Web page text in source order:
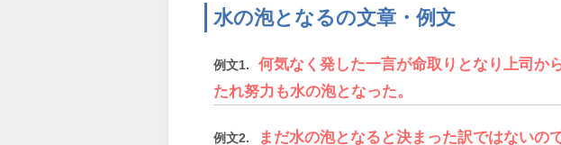
水の泡となるの文章・例文
例文1.
何気なく発した一言が命取りとなり上司か
たれ努力も水の泡となった。
例文2.
まだ水の泡となると決まった訳ではないの